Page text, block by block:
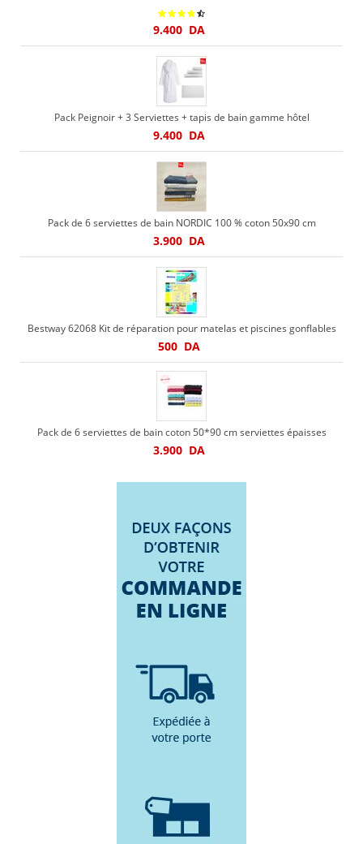
9.400 DA
Pack Peignoir + 3 Serviettes + tapis de bain gamme hôtel
9.400 DA
Pack de 6 serviettes de bain NORDIC 100 % coton 50x90 cm
3.900 DA
Bestway 62068 Kit de réparation pour matelas et piscines gonflables
500 DA
Pack de 6 serviettes de bain coton 50*90 cm serviettes épaisses
3.900 DA